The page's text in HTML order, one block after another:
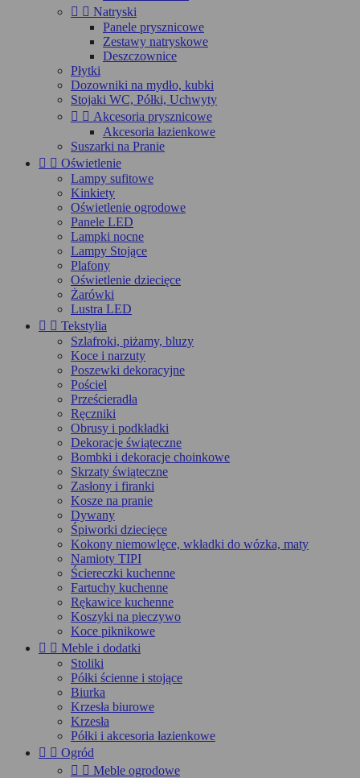
  Natryski
Panele prysznicowe
Zestawy natryskowe
Deszczownice
Płytki
Dozowniki na mydło, kubki
Stojaki WC, Półki, Uchwyty
  Akcesoria prysznicowe
Akcesoria łazienkowe
Suszarki na Pranie
  Oświetlenie
Lampy sufitowe
Kinkiety
Oświetlenie ogrodowe
Panele LED
Lampki nocne
Lampy Stojące
Plafony
Oświetlenie dziecięce
Żarówki
Lustra LED
  Tekstylia
Szlafroki, piżamy, bluzy
Koce i narzuty
Poszewki dekoracyjne
Pościel
Prześcieradła
Ręczniki
Obrusy i podkładki
Dekoracje świąteczne
Bombki i dekoracje choinkowe
Skrzaty świąteczne
Zasłony i firanki
Kosze na pranie
Dywany
Śpiworki dziecięce
Kokony niemowlęce, wkładki do wózka, maty
Namioty TIPI
Ściereczki kuchenne
Fartuchy kuchenne
Rękawice kuchenne
Koszyki na pieczywo
Koce piknikowe
  Meble i dodatki
Stoliki
Półki ścienne i stojące
Biurka
Krzesła biurowe
Krzesła
Półki i akcesoria łazienkowe
  Ogród
  Meble ogrodowe